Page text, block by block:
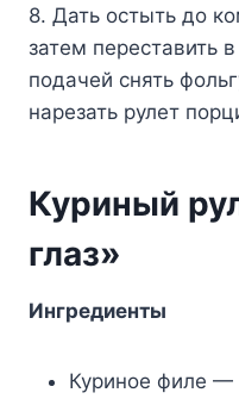
8. Дать остыть до
затем переставить
подачей снять
нарезать рулет
Куриный
глаз»
Ингредиенты
Куриное филе —